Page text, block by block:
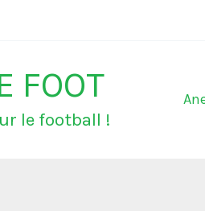
FOOT
le football !